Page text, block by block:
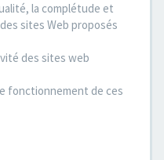
la complétude et
sites Web proposés
des sites web
fonctionnement de ces